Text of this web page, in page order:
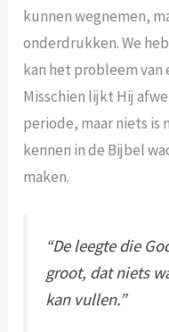
kunnen wegnemen,
onderdrukken. We
kan het probleem van
Misschien lijkt Hij
periode, maar niets is
kennen in de Bijbel
maken.
“De leegte die
groot, dat niets
kan vullen.”